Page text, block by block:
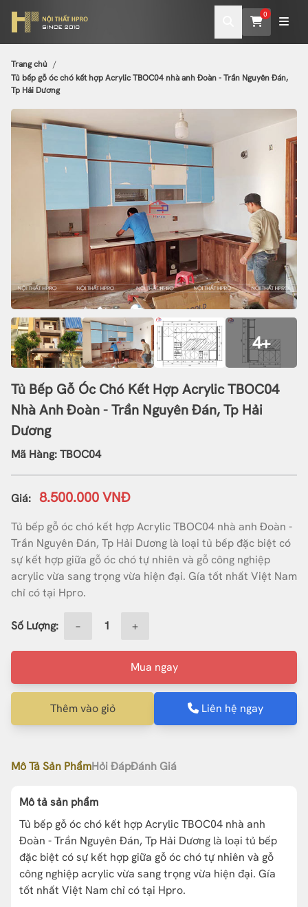
0
Trang chủ
Tủ bếp gỗ óc chó kết hợp Acrylic TBOC04 nhà anh Đoàn - Trần Nguyên Đán,
Tp Hải Dương
4+
Tủ Bếp Gỗ Óc Chó Kết Hợp Acrylic TBOC04
Nhà Anh Đoàn - Trần Nguyên Đán, Tp Hải
Dương
Mã Hàng: TBOC04
Giá: 8.500.000 VNĐ
Tủ bếp gỗ óc chó kết hợp Acrylic TBOC04 nhà anh Đoàn -
Trần Nguyên Đán, Tp Hải Dương là loại tủ bếp đặc biệt có
sự kết hợp giữa gỗ óc chó tự nhiên và gỗ công nghiệp
acrylic vừa sang trọng vừa hiện đại. Gía tốt nhất Việt Nam
chỉ có tại Hpro.
Số Lượng: − +
Mua ngay
Thêm vào giỏ Liên hệ ngay
Mô Tả Sản PhẩmHỏi ĐápĐánh Giá
Mô tả sản phẩm
Tủ bếp gỗ óc chó kết hợp Acrylic TBOC04 nhà anh
Đoàn - Trần Nguyên Đán, Tp Hải Dương là loại tủ bếp
đặc biệt có sự kết hợp giữa gỗ óc chó tự nhiên và gỗ
công nghiệp acrylic vừa sang trọng vừa hiện đại. Gía
tốt nhất Việt Nam chỉ có tại Hpro.